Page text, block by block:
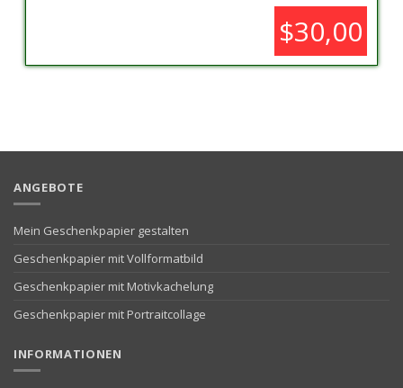
$30,00
ANGEBOTE
Mein Geschenkpapier gestalten
Geschenkpapier mit Vollformatbild
Geschenkpapier mit Motivkachelung
Geschenkpapier mit Portraitcollage
INFORMATIONEN